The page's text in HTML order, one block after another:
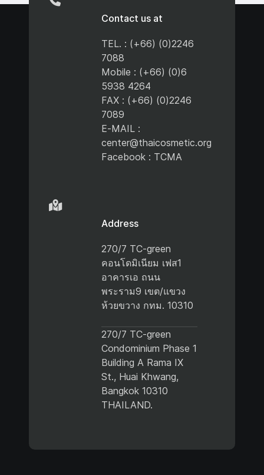
Contact us at
TEL. : (+66) (0)2246
7088
Mobile : (+66) (0)6
5938 4264
FAX : (+66) (0)2246
7089
E-MAIL :
center@thaicosmetic.org
Facebook : TCMA
Address
270/7 TC-green
คอนโดมิเนียม เฟส1
อาคารเอ ถนน
พระราม9 เขต/แขวง
ห้วยขวาง กทม. 10310
270/7 TC-green
Condominium Phase 1
Building A Rama IX
St., Huai Khwang,
Bangkok 10310
THAILAND.